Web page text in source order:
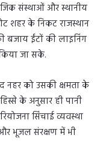
संस्थाओं और स्थानीय
शहर के निकट राजस्थान
बजाय ईंटों की लाइनिंग
जा सके.
नहर को उसकी क्षमता के
के अनुसार ही पानी
सिंचाई व्यवस्था
भूजल संरक्षण में भी